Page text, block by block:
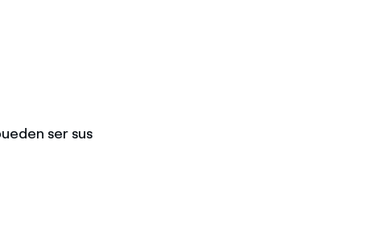
ser sus